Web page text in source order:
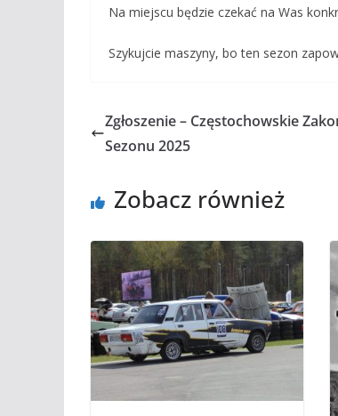
Na miejscu będzie czekać na Was
Szykujcie maszyny, bo ten sezon
Zgłoszenie – Częstochowskie
Sezonu 2025
Zobacz również